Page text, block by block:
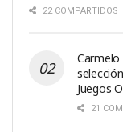
22 COMPARTIDOS
Carmelo
Juegos
21